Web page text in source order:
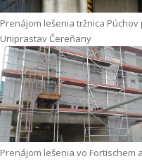
Prenájom lešenia tržnica Púchov
Uniprastav Čereňany
Prenájom lešenia vo Fortischem